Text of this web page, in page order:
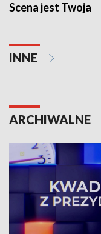
Scena jest Twoja
INNE
ARCHIWALNE